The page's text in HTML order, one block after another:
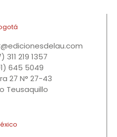
311 219 1357
645 5049
27 N° 27-43
Teusaquillo